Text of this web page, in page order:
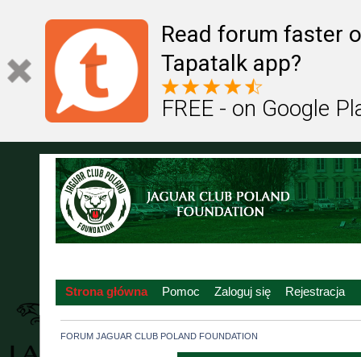
Read forum faster
Tapatalk app?
FREE - on Google
Strona główna Pomoc Zaloguj się Rejestracja
FORUM JAGUAR CLUB POLAND FOUNDATION